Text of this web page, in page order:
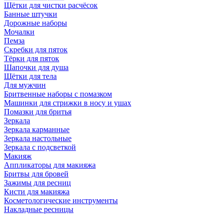
Щётки для чистки расчёсок
Банные штучки
Дорожные наборы
Мочалки
Пемза
Скребки для пяток
Тёрки для пяток
Шапочки для душа
Щётки для тела
Для мужчин
Бритвенные наборы с помазком
Машинки для стрижки в носу и ушах
Помазки для бритья
Зеркала
Зеркала карманные
Зеркала настольные
Зеркала с подсветкой
Макияж
Аппликаторы для макияжа
Бритвы для бровей
Зажимы для ресниц
Кисти для макияжа
Косметологические инструменты
Накладные ресницы